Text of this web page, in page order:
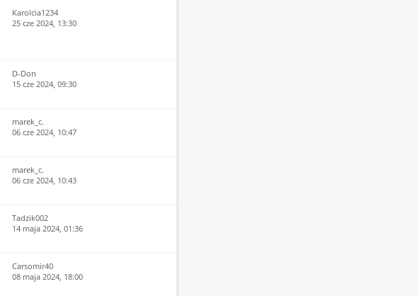
Karolcia1234
25 cze 2024, 13:30
D-Don
15 cze 2024, 09:30
marek_c.
06 cze 2024, 10:47
marek_c.
06 cze 2024, 10:43
Tadzik002
14 maja 2024, 01:36
Carsomir40
08 maja 2024, 18:00